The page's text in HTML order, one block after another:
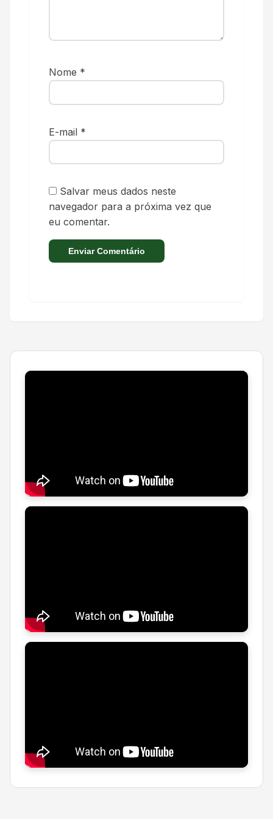
Nome *
E-mail *
Salvar meus dados neste
navegador para a próxima vez que
eu comentar.